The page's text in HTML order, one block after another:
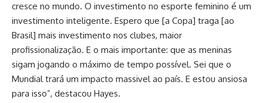
cresce no mundo. O investimento no esporte feminino é um
investimento inteligente. Espero que [a Copa] traga [ao
Brasil] mais investimento nos clubes, maior
profissionalização. E o mais importante: que as meninas
sigam jogando o máximo de tempo possível. Sei que o
Mundial trará um impacto massivel ao país. E estou ansiosa
para isso”, destacou Hayes.